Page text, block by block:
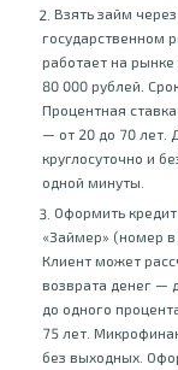
Взять займ
государственном
работает на
80 000 рублей.
Процентная
— от 20 до 70 лет.
круглосуточно и
одной минуты.
Оформить
«Займер» (номер в
Клиент может
возврата денег —
до одного
75 лет.
без выходных.